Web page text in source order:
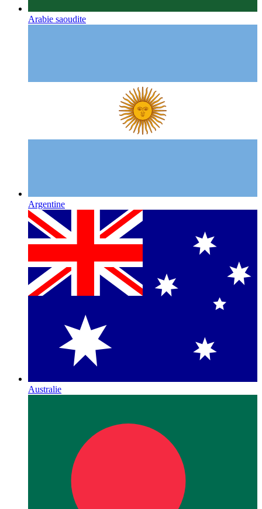
Arabie saoudite
Argentine
Australie